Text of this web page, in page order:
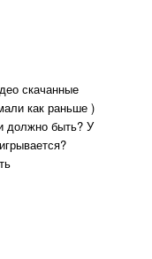
скачанные
как раньше )
должно быть? У